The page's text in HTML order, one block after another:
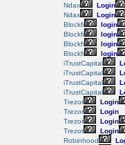
Ndax
Login
Ndax
Login
Blockfi
login
Blockfi
login
Blockfi
login
Blockfi
login
iTrustCapital
iTrustCapital
iTrustCapital
iTrustCapital
Trezor
Login
Trezor
Login
Trezor
Login
Trezor
Login
Robinhood